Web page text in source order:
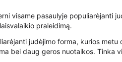
visame pasaulyje populiarėjanti
praleidimą.
judėjimo forma, kurios
bei daug geros nuotaikos. Tinka